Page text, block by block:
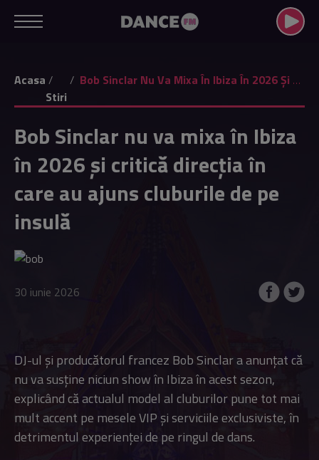
Acasa
Stiri
Bob Sinclar Nu Va Mixa În Ibiza În 2026 Și Critică Direcția În Care Au Ajuns Cluburile De Pe Insulă
Bob Sinclar nu va mixa în Ibiza
în 2026 și critică direcția în
care au ajuns cluburile de pe
insulă
30 iunie 2026
DJ-ul și producătorul francez Bob Sinclar a anunțat că
nu va susține niciun show în Ibiza în acest sezon,
explicând că actualul model al cluburilor pune tot mai
mult accent pe mesele VIP și serviciile exclusiviste, în
detrimentul experienței de pe ringul de dans.